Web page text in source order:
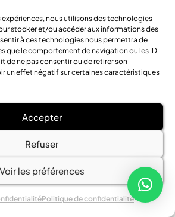
expériences, nous utilisons des technologies
stocker et/ou accéder aux informations des
à ces technologies nous permettra de
que le comportement de navigation ou les ID
de ne pas consentir ou de retirer son
un effet négatif sur certaines caractéristiques
Accepter
Refuser
Voir les préférences
Politique de confidentialité